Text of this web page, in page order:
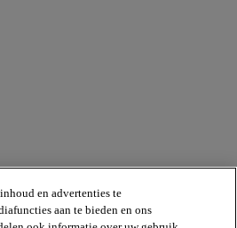
en advertenties te
aan te bieden en ons